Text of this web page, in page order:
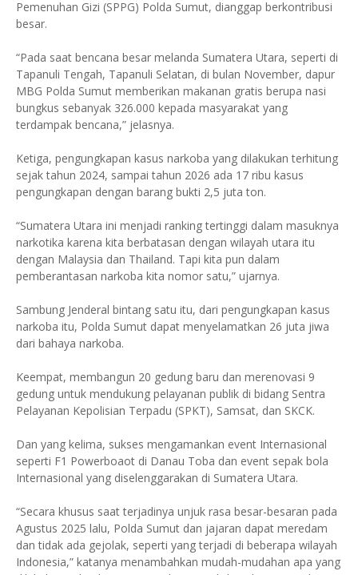
Pemenuhan Gizi (SPPG) Polda Sumut, dianggap berkontribusi
besar.
“Pada saat bencana besar melanda Sumatera Utara, seperti di
Tapanuli Tengah, Tapanuli Selatan, di bulan November, dapur
MBG Polda Sumut memberikan makanan gratis berupa nasi
bungkus sebanyak 326.000 kepada masyarakat yang
terdampak bencana,” jelasnya.
Ketiga, pengungkapan kasus narkoba yang dilakukan terhitung
sejak tahun 2024, sampai tahun 2026 ada 17 ribu kasus
pengungkapan dengan barang bukti 2,5 juta ton.
“Sumatera Utara ini menjadi ranking tertinggi dalam masuknya
narkotika karena kita berbatasan dengan wilayah utara itu
dengan Malaysia dan Thailand. Tapi kita pun dalam
pemberantasan narkoba kita nomor satu,” ujarnya.
Sambung Jenderal bintang satu itu, dari pengungkapan kasus
narkoba itu, Polda Sumut dapat menyelamatkan 26 juta jiwa
dari bahaya narkoba.
Keempat, membangun 20 gedung baru dan merenovasi 9
gedung untuk mendukung pelayanan publik di bidang Sentra
Pelayanan Kepolisian Terpadu (SPKT), Samsat, dan SKCK.
Dan yang kelima, sukses mengamankan event Internasional
seperti F1 Powerboaot di Danau Toba dan event sepak bola
Internasional yang diselenggarakan di Sumatera Utara.
“Secara khusus saat terjadinya unjuk rasa besar-besaran pada
Agustus 2025 lalu, Polda Sumut dan jajaran dapat meredam
dan tidak ada gejolak, seperti yang terjadi di beberapa wilayah
Indonesia,” katanya menambahkan mudah-mudahan apa yang